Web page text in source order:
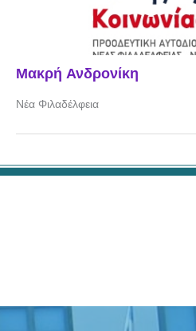
Μακρή Ανδρονίκη
Νέα Φιλαδέλφεια